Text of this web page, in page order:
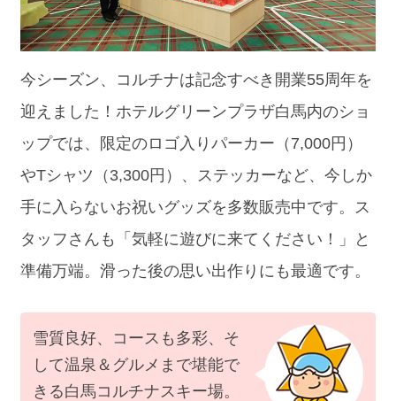
今シーズン、コルチナは記念すべき開業55周年を
迎えました！ホテルグリーンプラザ白馬内のショ
ップでは、限定のロゴ入りパーカー（7,000円）
やTシャツ（3,300円）、ステッカーなど、今しか
手に入らないお祝いグッズを多数販売中です。ス
タッフさんも「気軽に遊びに来てください！」と
準備万端。滑った後の思い出作りにも最適です。
雪質良好、コースも多彩、そ
して温泉＆グルメまで堪能で
きる白馬コルチナスキー場。